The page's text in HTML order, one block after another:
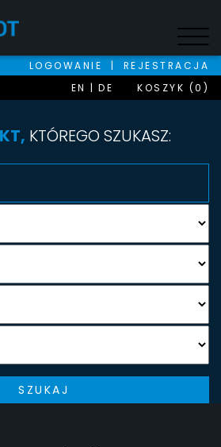
LOGOWANIE |
REJESTRACJA
EN
DE KOSZYK (0)
KTÓREGO SZUKASZ:
SZUKAJ